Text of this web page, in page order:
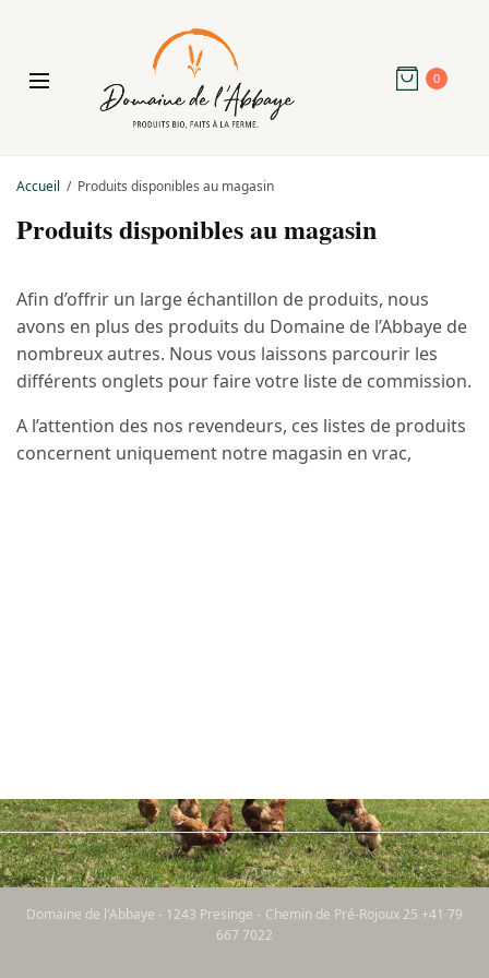
0
Accueil Produits disponibles au magasin
Produits disponibles au magasin
Afin d’offrir un large échantillon de produits, nous
avons en plus des produits du Domaine de l’Abbaye de
nombreux autres. Nous vous laissons parcourir les
différents onglets pour faire votre liste de commission.
A l’attention des nos revendeurs, ces listes de produits
concernent uniquement notre magasin en vrac,
Domaine de l'Abbaye - 1243 Presinge - Chemin de Pré-Rojoux 25 +41 79
667 7022